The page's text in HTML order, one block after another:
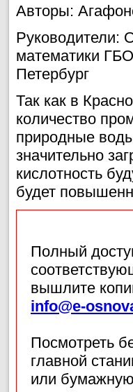
Авторы:
Руководители:
математики
Петербург
Так как в
количество
природные
значительно
кислотность
будет
Полный
вышлите
info@e-
Посмотреть
главной
или